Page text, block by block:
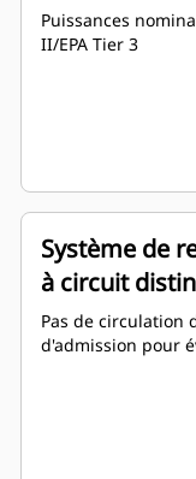
Puissances
II/EPA Tier 3
Système de
à circuit
Aftercooling)
Pas de circulation
d'admission pour